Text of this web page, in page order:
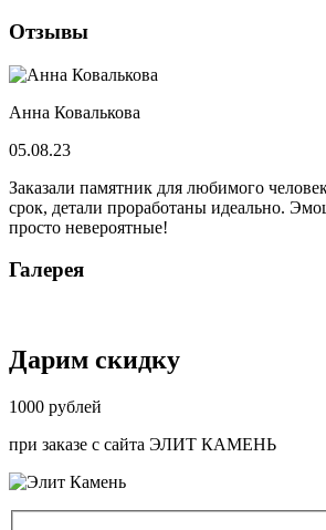
Отзывы
Анна Ковалькова
05.08.23
Заказали памятник для любимого
срок, детали проработаны идеально.
просто невероятные!
Галерея
Дарим скидку
1000 рублей
при заказе с сайта ЭЛИТ КАМЕНЬ